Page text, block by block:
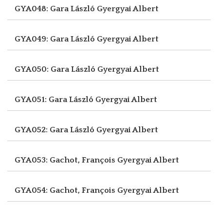
GYA048: Gara László Gyergyai Albert
GYA049: Gara László Gyergyai Albert
GYA050: Gara László Gyergyai Albert
GYA051: Gara László Gyergyai Albert
GYA052: Gara László Gyergyai Albert
GYA053: Gachot, François Gyergyai Albert
GYA054: Gachot, François Gyergyai Albert